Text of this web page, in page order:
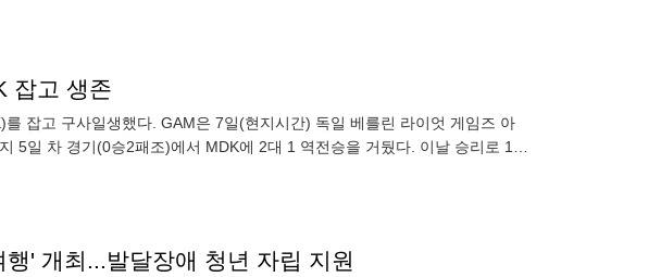
잡고 생존
잡고 구사일생했다. GAM은 7일(현지시간) 독일 베를린 라이엇 게임즈 아
5일 차 경기(0승2패조)에서 MDK에 2대 1 역전승을 거뒀다. 이날 승리로 1승
' 개최...발달장애 청년 자립 지원